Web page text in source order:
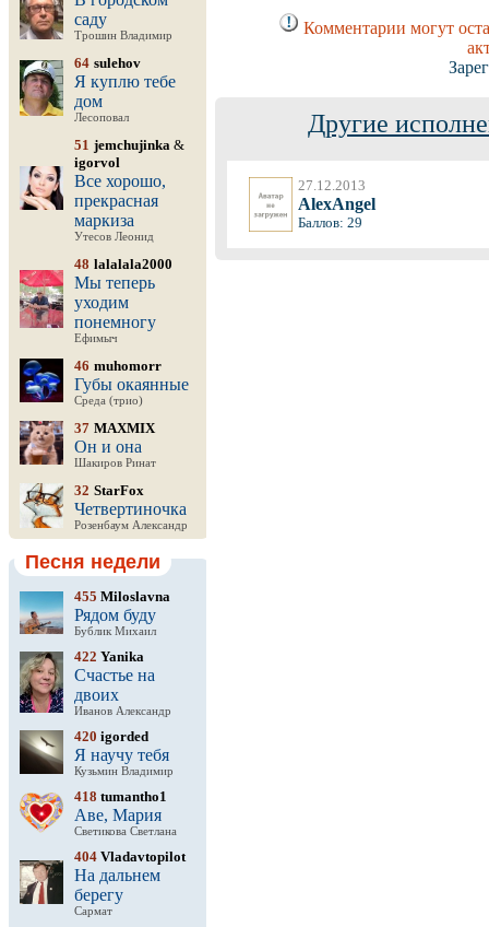
саду
Трошин Владимир
64 sulehov
Я куплю тебе
дом
Лесоповал
51 jemchujinka &
igorvol
Все хорошо,
прекрасная
маркиза
Утесов Леонид
48 lalalala2000
Мы теперь
уходим
понемногу
Ефимыч
46 muhomorr
Губы окаянные
Среда (трио)
37 MAXMIX
Он и она
Шакиров Ринат
32 StarFox
Четвертиночка
Розенбаум Александр
Песня недели
455 Miloslavna
Рядом буду
Бублик Михаил
422 Yanika
Счастье на
двоих
Иванов Александр
420 igorded
Я научу тебя
Кузьмин Владимир
418 tumantho1
Аве, Мария
Светикова Светлана
404 Vladavtopilot
На дальнем
берегу
Сармат
Комментарии могут
Другие
27.12.2013
AlexAngel
Баллов: 29